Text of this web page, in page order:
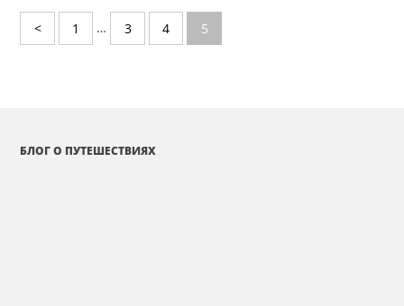
< 1 … 3 4 5
БЛОГ О ПУТЕШЕСТВИЯХ